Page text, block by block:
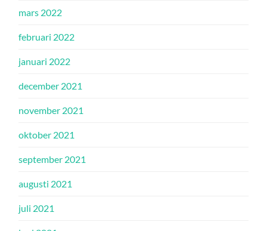
mars 2022
februari 2022
januari 2022
december 2021
november 2021
oktober 2021
september 2021
augusti 2021
juli 2021